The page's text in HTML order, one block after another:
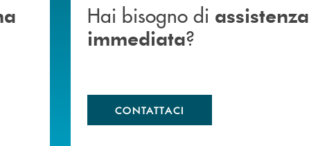
Hai bisogno di assistenza
immediata?
CONTATTACI